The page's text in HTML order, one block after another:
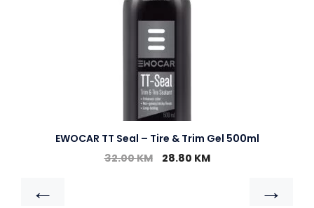
EWOCAR TT Seal – Tire & Trim Gel 500ml
32.00KM 28.80 KM
← →